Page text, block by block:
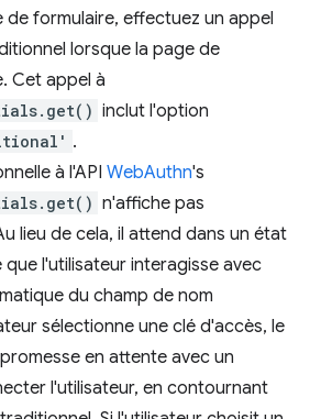
de formulaire, effectuez un appel
lorsque la page de
Cet appel à
inclut l'option
.
à l'API WebAuthn's
n'affiche pas
lieu de cela, il attend dans un état
l'utilisateur interagisse avec
du champ de nom
sélectionne une clé d'accès, le
en attente avec un
l'utilisateur, en contournant